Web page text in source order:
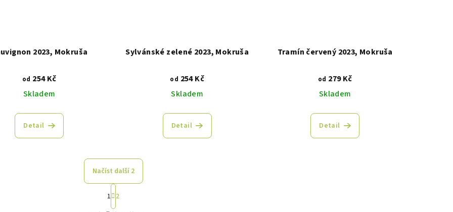
2023, Mokruša
od 254 Kč
Skladem
Detail
Sylvánské zelené 2023, Mokruša
od 254 Kč
Skladem
Detail
Tramín červený 2023, Mokruša
od 279 Kč
Skladem
Detail
Načíst další 2
S
t
1 2